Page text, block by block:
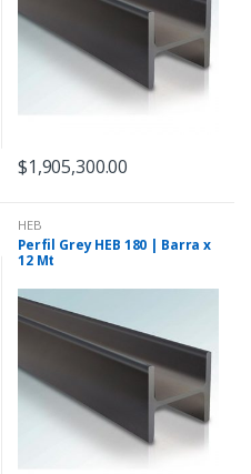
$1,905,300.00
HEB
Perfil Grey HEB 180 | Barra x
12 Mt